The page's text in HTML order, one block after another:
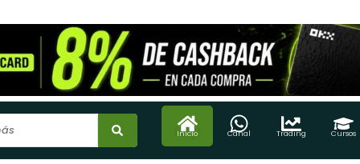
Inicio Canal Trading Cursos